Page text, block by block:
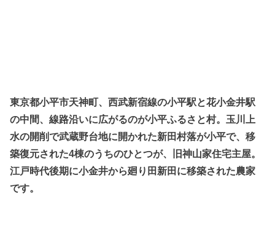
東京都小平市天神町、西武新宿線の小平駅と花小金井駅
の中間、線路沿いに広がるのが小平ふるさと村。玉川上
水の開削で武蔵野台地に開かれた新田村落が小平で、移
築復元された4棟のうちのひとつが、旧神山家住宅主屋。
江戸時代後期に小金井から廻り田新田に移築された農家
です。